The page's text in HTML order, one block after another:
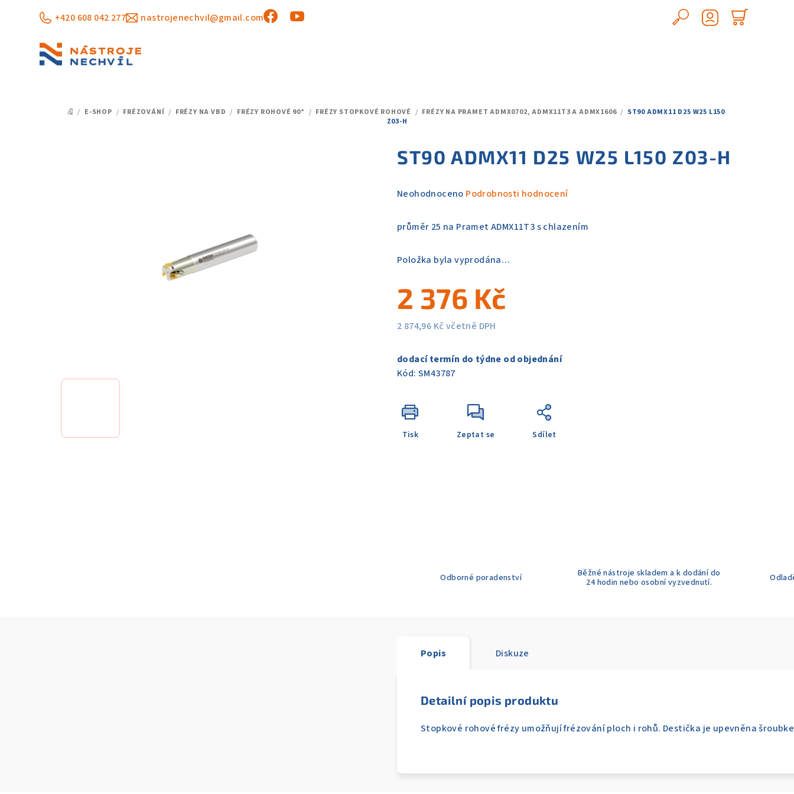
+420 608 042 277 nastrojenechvil@gmail.com
Hledat
DOMŮ
/ E-SHOP / FRÉZOVÁNÍ / FRÉZY NA VBD / FRÉZY ROHOVÉ 90° / FRÉZY STOPKOVÉ ROHOVÉ / FRÉZY NA PRAMET ADMX0702, ADMX11T3 A ADMX1606 / ST90 ADMX11 D25 W25 L150
Z03-H
ST90 ADMX11 D25 W25 L150 Z03-H
Průměrné
produktu
je
z
hvězdiček.
Neohodnoceno Podrobnosti hodnocení
průměr 25 na Pramet ADMX11T3 s chlazením
Položka byla vyprodána…
2 376 Kč
2 874,96 Kč včetně DPH
cena:
dodací termín do týdne od objednání
Kód: SM43787
Tisk Zeptat se Sdílet
Odborné poradenství
Běžné nástroje skladem a k dodání do
24 hodin nebo osobní vyzvednutí.
Popis Diskuze
Detailní popis produktu
Stopkové rohové frézy umožňují frézování ploch i rohů. Destička je upevněna